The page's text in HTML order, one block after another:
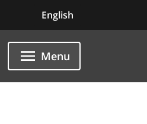
English
Menu